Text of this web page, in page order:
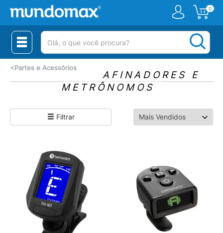
0
(pesquisar)
< Partes e Acessórios
AFINADORES E
METRÔNOMOS
Filtrar